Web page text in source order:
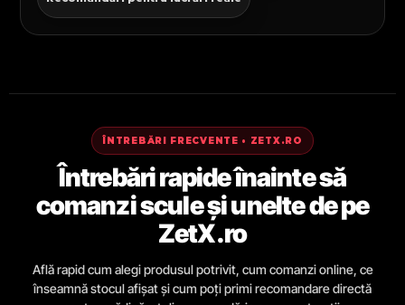
ÎNTREBĂRI FRECVENTE • ZETX.RO
Întrebări rapide înainte să
comanzi scule și unelte de pe
ZetX.ro
Află rapid cum alegi produsul potrivit, cum comanzi online, ce
înseamnă stocul afișat și cum poți primi recomandare directă